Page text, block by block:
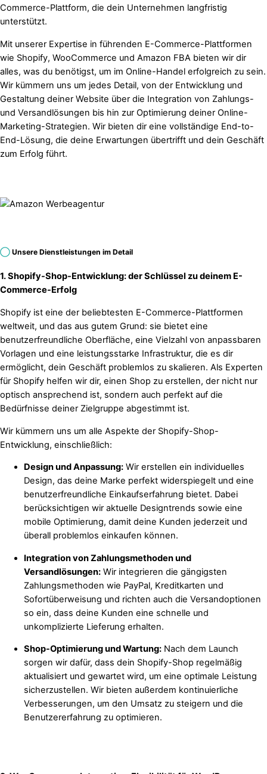
Commerce-Plattform, die dein Unternehmen langfristig
unterstützt.
Mit unserer Expertise in führenden E-Commerce-Plattformen
wie Shopify, WooCommerce und Amazon FBA bieten wir dir
alles, was du benötigst, um im Online-Handel erfolgreich zu sein.
Wir kümmern uns um jedes Detail, von der Entwicklung und
Gestaltung deiner Website über die Integration von Zahlungs-
und Versandlösungen bis hin zur Optimierung deiner Online-
Marketing-Strategien. Wir bieten dir eine vollständige End-to-
End-Lösung, die deine Erwartungen übertrifft und dein Geschäft
zum Erfolg führt.
◯ Unsere Dienstleistungen im Detail
1. Shopify-Shop-Entwicklung: der Schlüssel zu deinem E-
Commerce-Erfolg
Shopify ist eine der beliebtesten E-Commerce-Plattformen
weltweit, und das aus gutem Grund: sie bietet eine
benutzerfreundliche Oberfläche, eine Vielzahl von anpassbaren
Vorlagen und eine leistungsstarke Infrastruktur, die es dir
ermöglicht, dein Geschäft problemlos zu skalieren. Als Experten
für Shopify helfen wir dir, einen Shop zu erstellen, der nicht nur
optisch ansprechend ist, sondern auch perfekt auf die
Bedürfnisse deiner Zielgruppe abgestimmt ist.
Wir kümmern uns um alle Aspekte der Shopify-Shop-
Entwicklung, einschließlich:
Design und Anpassung: Wir erstellen ein individuelles
Design, das deine Marke perfekt widerspiegelt und eine
benutzerfreundliche Einkaufserfahrung bietet. Dabei
berücksichtigen wir aktuelle Designtrends sowie eine
mobile Optimierung, damit deine Kunden jederzeit und
überall problemlos einkaufen können.
Integration von Zahlungsmethoden und
Versandlösungen: Wir integrieren die gängigsten
Zahlungsmethoden wie PayPal, Kreditkarten und
Sofortüberweisung und richten auch die Versandoptionen
so ein, dass deine Kunden eine schnelle und
unkomplizierte Lieferung erhalten.
Shop-Optimierung und Wartung: Nach dem Launch
sorgen wir dafür, dass dein Shopify-Shop regelmäßig
aktualisiert und gewartet wird, um eine optimale Leistung
sicherzustellen. Wir bieten außerdem kontinuierliche
Verbesserungen, um den Umsatz zu steigern und die
Benutzererfahrung zu optimieren.